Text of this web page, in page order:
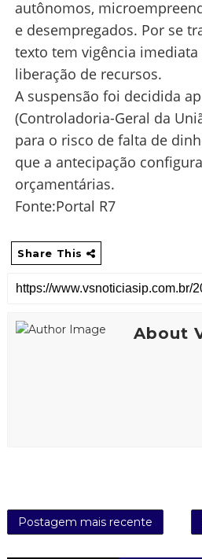
autônomos,
e desempregados. Por se
texto tem vigência imediata
liberação de recursos.
A suspensão foi decidida
(Controladoria-Geral da
para o risco de falta de
que a antecipação
orçamentárias.
Fonte:Portal R7
Share This
About
Postagem mais recente